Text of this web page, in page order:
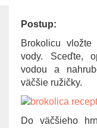
Postup:
Brokolicu
vody. Sceďte,
vodou a
väčšie ružičky.
Do väčšieho